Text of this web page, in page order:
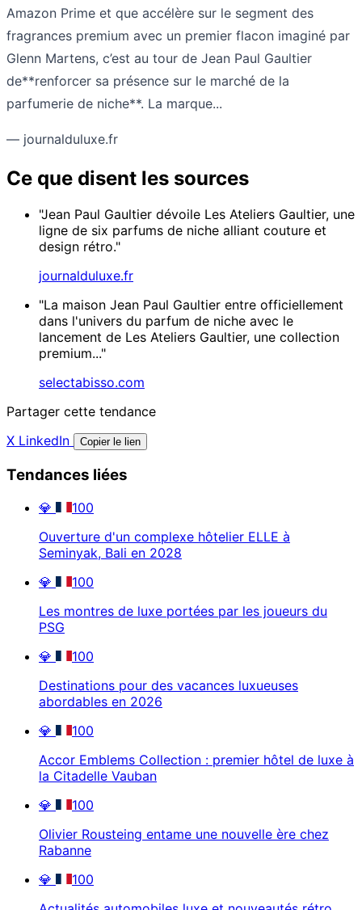
Amazon Prime et que accélère sur le segment des
fragrances premium avec un premier flacon imaginé par
Glenn Martens, c’est au tour de Jean Paul Gaultier
de**renforcer sa présence sur le marché de la
parfumerie de niche**. La marque...
— journalduluxe.fr
Ce que disent les sources
"Jean Paul Gaultier dévoile Les Ateliers Gaultier, une
ligne de six parfums de niche alliant couture et
design rétro."
journalduluxe.fr
"La maison Jean Paul Gaultier entre officiellement
dans l'univers du parfum de niche avec le
lancement de Les Ateliers Gaultier, une collection
premium..."
selectabisso.com
Partager cette tendance
X LinkedIn Copier le lien
Tendances liées
💎
100
Ouverture d'un complexe hôtelier ELLE à
Seminyak, Bali en 2028
💎
100
Les montres de luxe portées par les joueurs du
PSG
💎
100
Destinations pour des vacances luxueuses
abordables en 2026
💎
100
Accor Emblems Collection : premier hôtel de luxe à
la Citadelle Vauban
💎
100
Olivier Rousteing entame une nouvelle ère chez
Rabanne
💎
100